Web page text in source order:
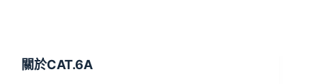
關於CAT.6A